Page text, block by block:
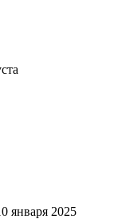
января 2025